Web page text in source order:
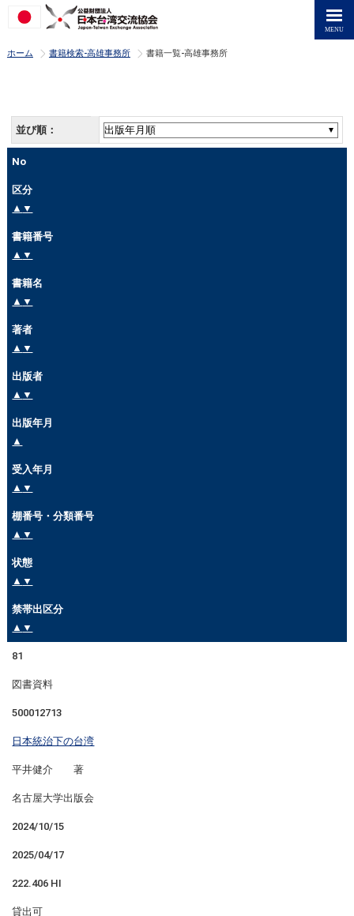
ホーム >
書籍検索-高雄事務所 >
書籍一覧-高雄事務所
並び順：
No
区分
▲ ▼
書籍番号
▲ ▼
書籍名
▲ ▼
著者
▲ ▼
出版者
▲ ▼
出版年月
▲
受入年月
▲ ▼
棚番号・分類番号
▲ ▼
状態
▲ ▼
禁帯出区分
▲ ▼
81
図書資料
500012713
日本統治下の台湾
平井健介 著
名古屋大学出版会
2024/10/15
2025/04/17
222.406 HI
貸出可